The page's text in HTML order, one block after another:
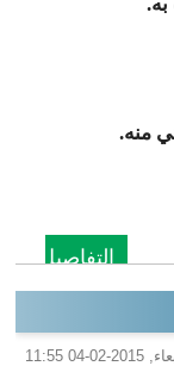
منه.
التفاصيل
02-04 11:55